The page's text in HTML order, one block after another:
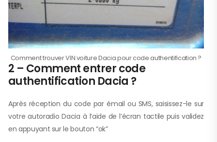
Comment trouver VIN voiture Dacia pour code authentification ?
2 – Comment entrer code
authentification Dacia ?
Après réception du code par émail ou SMS, saisissez-le sur
votre autoradio Dacia à l’aide de l’écran tactile puis validez
en appuyant sur le bouton “ok”